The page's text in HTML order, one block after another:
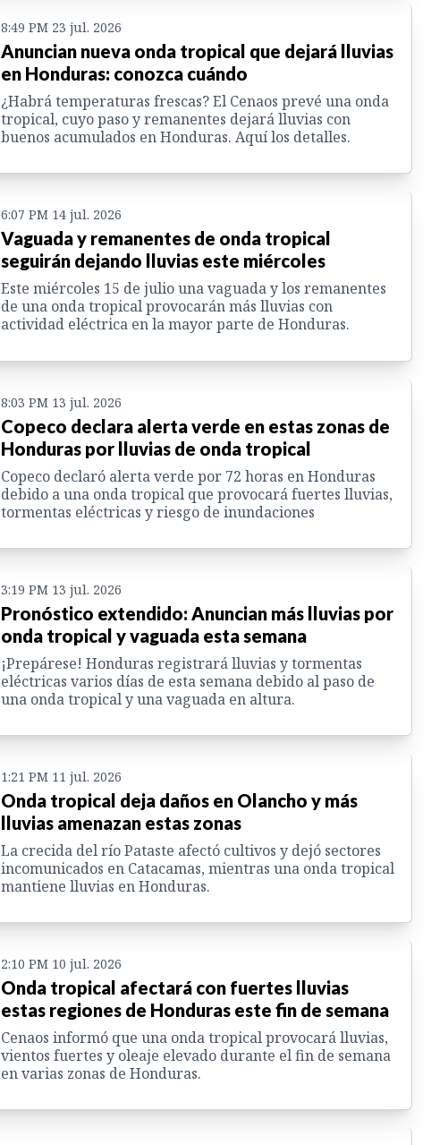
8:49 PM 23 jul. 2026
Anuncian nueva onda tropical que dejará lluvias
en Honduras: conozca cuándo
¿Habrá temperaturas frescas? El Cenaos prevé una onda
tropical, cuyo paso y remanentes dejará lluvias con
buenos acumulados en Honduras. Aquí los detalles.
6:07 PM 14 jul. 2026
Vaguada y remanentes de onda tropical
seguirán dejando lluvias este miércoles
Este miércoles 15 de julio una vaguada y los remanentes
de una onda tropical provocarán más lluvias con
actividad eléctrica en la mayor parte de Honduras.
8:03 PM 13 jul. 2026
Copeco declara alerta verde en estas zonas de
Honduras por lluvias de onda tropical
Copeco declaró alerta verde por 72 horas en Honduras
debido a una onda tropical que provocará fuertes lluvias,
tormentas eléctricas y riesgo de inundaciones
3:19 PM 13 jul. 2026
Pronóstico extendido: Anuncian más lluvias por
onda tropical y vaguada esta semana
¡Prepárese! Honduras registrará lluvias y tormentas
eléctricas varios días de esta semana debido al paso de
una onda tropical y una vaguada en altura.
1:21 PM 11 jul. 2026
Onda tropical deja daños en Olancho y más
lluvias amenazan estas zonas
La crecida del río Pataste afectó cultivos y dejó sectores
incomunicados en Catacamas, mientras una onda tropical
mantiene lluvias en Honduras.
2:10 PM 10 jul. 2026
Onda tropical afectará con fuertes lluvias
estas regiones de Honduras este fin de semana
Cenaos informó que una onda tropical provocará lluvias,
vientos fuertes y oleaje elevado durante el fin de semana
en varias zonas de Honduras.